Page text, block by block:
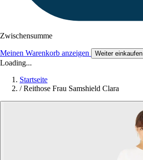
Zwischensumme
Meinen Warenkorb anzeigen Weiter einkaufen
Loading...
Startseite
/ Reithose Frau Samshield Clara